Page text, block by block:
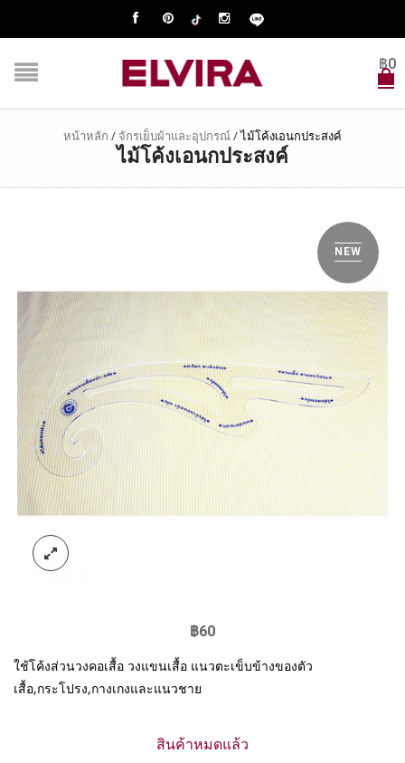
฿0
หน้าหลัก / จักรเย็บผ้าและอุปกรณ์/ไม้โค้งเอนกประสงค์
ไม้โค้งเอนกประสงค์
NEW
฿60
ใช้โค้งส่วนวงคอเสื้อ วงแขนเสื้อ แนวตะเข็บข้างของตัว
เสื้อ,กระโปรง,กางเกงและแนวชาย
สินค้าหมดแล้ว